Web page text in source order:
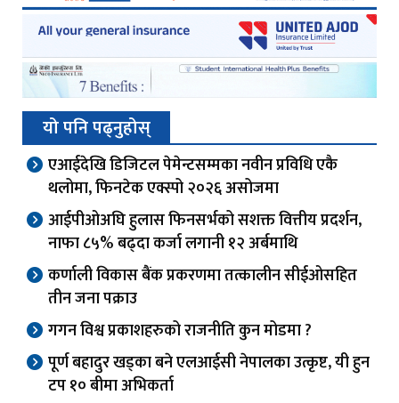
यो पनि पढ्नुहोस्
एआईदेखि डिजिटल पेमेन्टसम्मका नवीन प्रविधि एकै
थलोमा, फिनटेक एक्स्पो २०२६ असोजमा
आईपीओअघि हुलास फिनसर्भको सशक्त वित्तीय प्रदर्शन,
नाफा ८५% बढ्दा कर्जा लगानी १२ अर्बमाथि
कर्णाली विकास बैंक प्रकरणमा तत्कालीन सीईओसहित
तीन जना पक्राउ
गगन विश्व प्रकाशहरुको राजनीति कुन मोडमा ?
पूर्ण बहादुर खड्का बने एलआईसी नेपालका उत्कृष्ट, यी हुन
टप १० बीमा अभिकर्ता